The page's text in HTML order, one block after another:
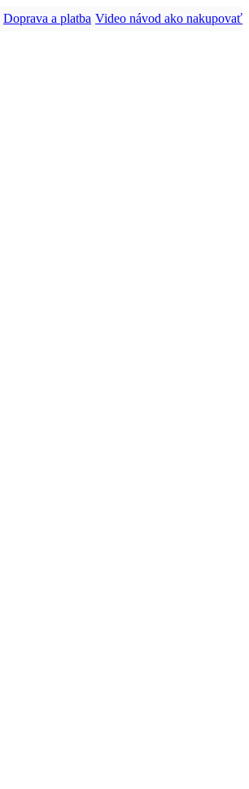
Doprava a platba Video návod ako nakupovať